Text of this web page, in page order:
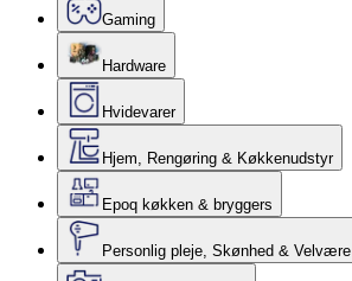
Gaming
Hardware
Hvidevarer
Hjem, Rengøring & Køkkenudstyr
Epoq køkken & bryggers
Personlig pleje, Skønhed & Velvære